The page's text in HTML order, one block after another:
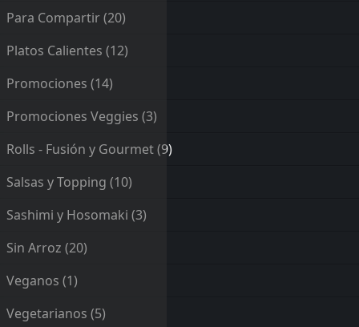
Para Compartir(20)
Platos Calientes (12)
Promociones (14)
Promociones Veggies (3)
Rolls - Fusión y Gourmet(9)
Salsas y Topping (10)
Sashimi y Hosomaki (3)
Sin Arroz (20)
Veganos (1)
Vegetarianos (5)